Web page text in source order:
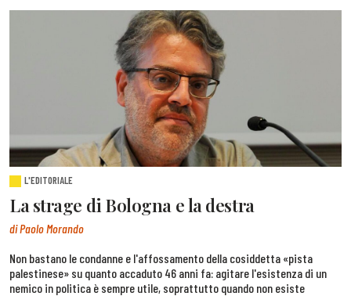
L'EDITORIALE
La strage di Bologna e la destra
di Paolo Morando
Non bastano le condanne e l'affossamento della cosiddetta «pista
palestinese» su quanto accaduto 46 anni fa: agitare l'esistenza di un
nemico in politica è sempre utile, soprattutto quando non esiste